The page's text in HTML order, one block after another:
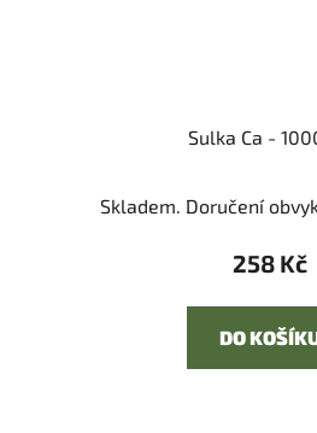
Sulka Ca -
Skladem. Doručení
258 Kč
DO